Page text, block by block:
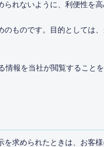
れないように、利便性を
ものです。目的としては
報を当社が閲覧すること
求められたときは、お客